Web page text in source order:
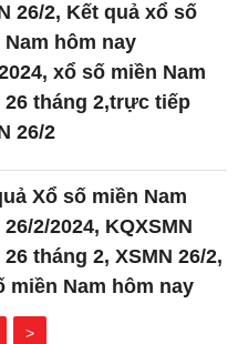
26/2, Kết quả xổ số
Nam hôm nay
xổ số miền Nam
26 tháng 2,trực tiếp
26/2
Xổ số miền Nam
2/2024, KQXSMN
tháng 2, XSMN 26/2,
miền Nam hôm nay
>